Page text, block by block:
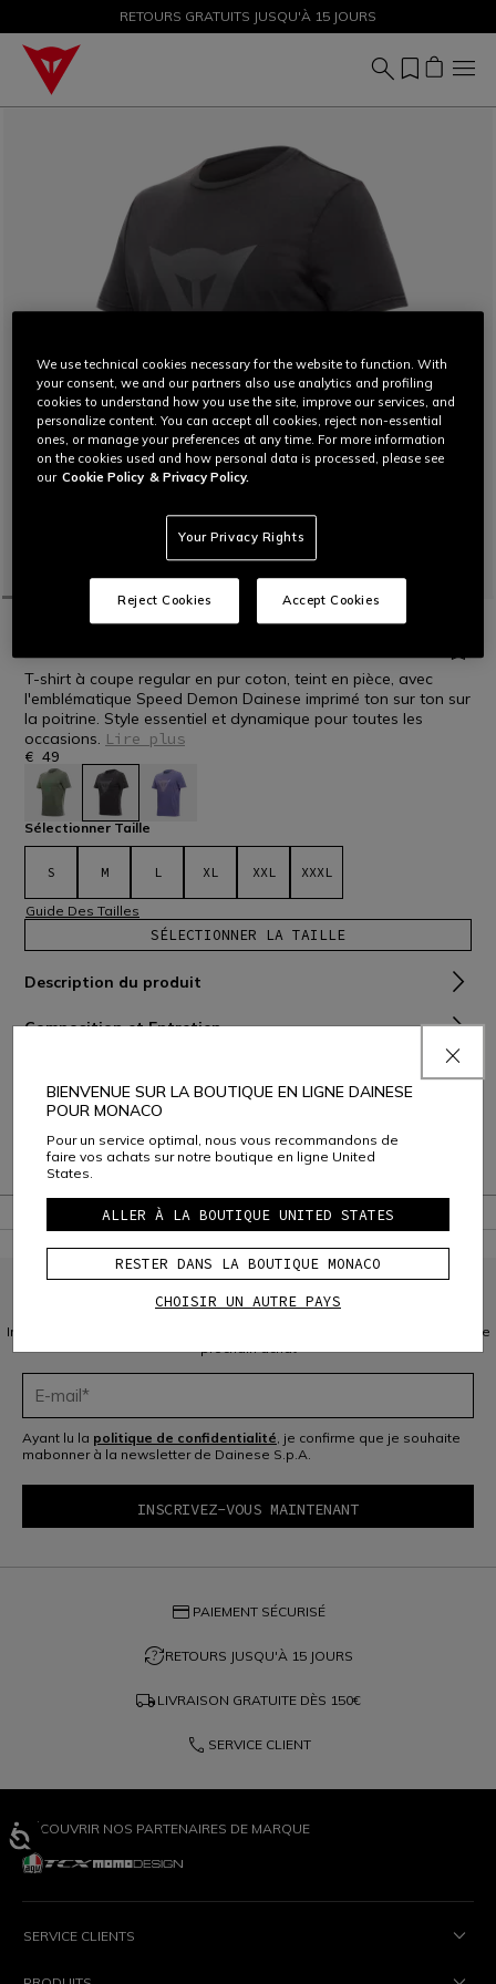
SOLDES JUSQU'À-50 % – ACHETEZ MAINTENANT
RETOURS GRATUITS JUSQU'À 15 JOURS
MOTO HOMMES VÊTEMENTS CASUAL T-SHIRTS
T-shirt à coupe regular en pur coton, teint en pièce, avec
l'emblématique Speed Demon Dainese imprimé ton sur ton sur
la poitrine. Style essentiel et dynamique pour toutes les
occasions. Lire plus
€ 49
sélectionné
Sélectionner Taille
S M L XL XXL XXXL
Guide Des Tailles
SÉLECTIONNER LA TAILLE
Description du produit
Composition et Entretien
Service Client
Garantie
INSCRIVEZ-VOUS À LA COMMUNAUTÉ
Inscrivez-vous à la newsletter et bénéficiez de 10 % de réduction sur votre
Ayant lu la politique de confidentialité , je confirme que je souhaite
mabonner à la newsletter de Dainese S.p.A.
credit_card PAIEMENT SÉCURISÉ
question_exchangeRETOURS JUSQU'À 15 JOURS
local_shipping LIVRAISON GRATUITE DÈS 150€
phone SERVICE CLIENT
DÉCOUVRIR NOS PARTENAIRES DE MARQUE
SERVICE CLIENTS
BIENVENUE SUR LA BOUTIQUE EN LIGNE DAINESE
POUR MONACO
Pour un service optimal, nous vous recommandons de
faire vos achats sur notre boutique en ligne United
States.
ALLER À LA BOUTIQUE UNITED STATES
RESTER DANS LA BOUTIQUE MONACO
CHOISIR UN AUTRE PAYS
We use technical cookies necessary for the website to function. With
your consent, we and our partners also use analytics and profiling
cookies to understand how you use the site, improve our services, and
personalize content. You can accept all cookies, reject non-essential
ones, or manage your preferences at any time. For more information
on the cookies used and how personal data is processed, please see
our Cookie Policy & Privacy Policy.
Your Privacy Rights
Reject Cookies Accept Cookies